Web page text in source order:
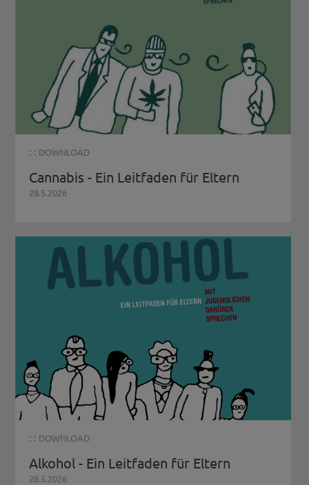
: : DOWNLOAD
Cannabis - Ein Leitfaden für Eltern
28.5.2026
: : DOWNLOAD
Alkohol - Ein Leitfaden für Eltern
28.5.2026